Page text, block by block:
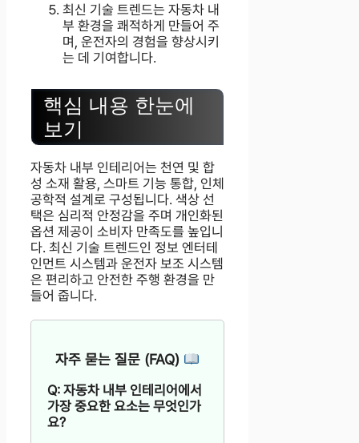
최신 기술 트렌드는 자동차 내
부 환경을 쾌적하게 만들어 주
며, 운전자의 경험을 향상시키
는 데 기여합니다.
핵심 내용 한눈에
보기
자동차 내부 인테리어는 천연 및 합
성 소재 활용, 스마트 기능 통합, 인체
공학적 설계로 구성됩니다. 색상 선
택은 심리적 안정감을 주며 개인화된
옵션 제공이 소비자 만족도를 높입니
다. 최신 기술 트렌드인 정보 엔터테
인먼트 시스템과 운전자 보조 시스템
은 편리하고 안전한 주행 환경을 만
들어 줍니다.
자주 묻는 질문 (FAQ)
Q: 자동차 내부 인테리어에서
가장 중요한 요소는 무엇인가
요?